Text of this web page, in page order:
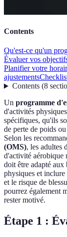
Contents
Qu'est-ce qu'un
Évaluer vos
Planifier votre
ajustements
Contents(8
Un programme
d'activités
spécifiques, qu'ils
de perte de poids
Selon les
(OMS), les adultes
d'activité aérobique
doit être adapté
physiques et
et le risque de
pourrez également
rester motivé.
Étape 1 :